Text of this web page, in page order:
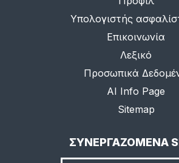
Υπολογιστής
Επικοινωνία
Λεξικό
Προσωπικά
AI Info Page
Sitemap
ΣΥΝΕΡΓΑΖΟΜΕΝΑ